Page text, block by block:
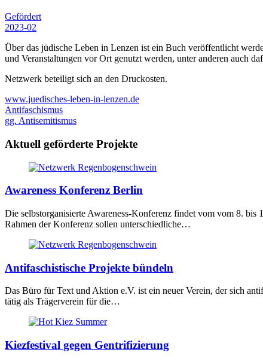
Gefördert
2023-02
Über das jüdische Leben in Lenzen ist ein Buch veröffentlicht
und Veranstaltungen vor Ort genutzt werden, unter anderen auch
Netzwerk beteiligt sich an den Druckosten.
www.juedisches-leben-in-lenzen.de
Antifaschismus
gg. Antisemitismus
Aktuell geförderte Projekte
Awareness Konferenz Berlin
Die selbstorganisierte Awareness-Konferenz findet vom vom 8.
Rahmen der Konferenz sollen unterschiedliche…
Antifaschistische Projekte bündeln
Das Büro für Text und Aktion e.V. ist ein neuer Verein, der sich
tätig als Trägerverein für die…
Kiezfestival gegen Gentrifizierung